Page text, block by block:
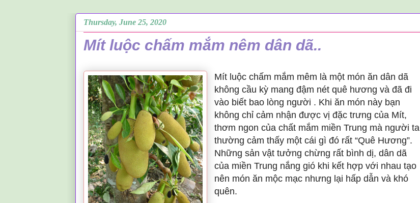
Thursday, June 25, 2020
Mít luộc chấm mắm nêm dân dã..
Mít luộc chấm mắm mêm là một món ăn dân dã
không cầu kỳ mang đậm nét quê hương và đã đi
vào biết bao lòng người . Khi ăn món này bạn
không chỉ cảm nhận được vị đặc trưng của Mít,
thơm ngon của chất mắm miền Trung mà người ta
thường cảm thấy một cái gì đó rất “Quê Hương”.
Những sản vật tưởng chừng rất bình dị, dân dã
của miền Trung nắng gió khi kết hợp với nhau tạo
nên món ăn mộc mạc nhưng lại hấp dẫn và khó
quên.